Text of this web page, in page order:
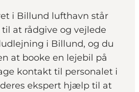
i Billund lufthavn står
at rådgive og vejlede
i Billund, og du
at booke en lejebil på
kontakt til personalet i
ekspert hjælp til at